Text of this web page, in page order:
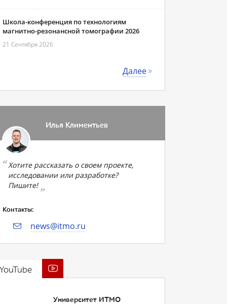
Школа-конференция по технологиям
магнитно-резонансной томографии 2026
21 Сентября 2026
Далее
Илья Климентьев
Хотите рассказать о своем проекте,
исследовании или разработке?
Пишите!
Контакты:
news@itmo.ru
Университет ИТМО